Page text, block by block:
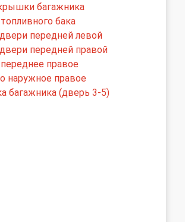
багажника
бака
передней левой
передней правой
правое
наружное правое
багажника (дверь 3-5)